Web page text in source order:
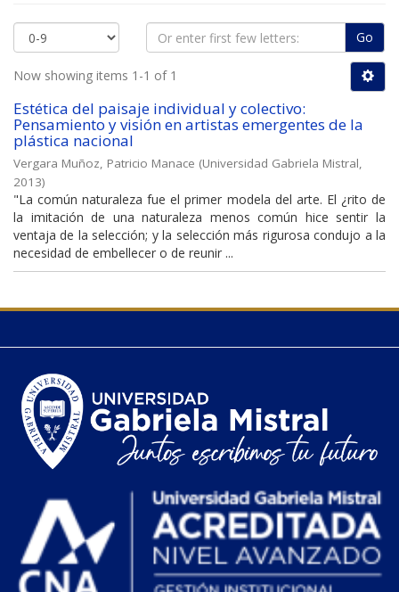
Go
Now showing items 1-1 of 1
Estética del paisaje individual y colectivo:
Pensamiento y visión en artistas emergentes de la
plástica nacional
Vergara Muñoz, Patricio Manace (Universidad Gabriela Mistral,
2013)
"La común naturaleza fue el primer modela del arte. El ¿rito de
la imitación de una naturaleza menos común hice sentir la
ventaja de la selección; y la selección más rigurosa condujo a la
necesidad de embellecer o de reunir ...